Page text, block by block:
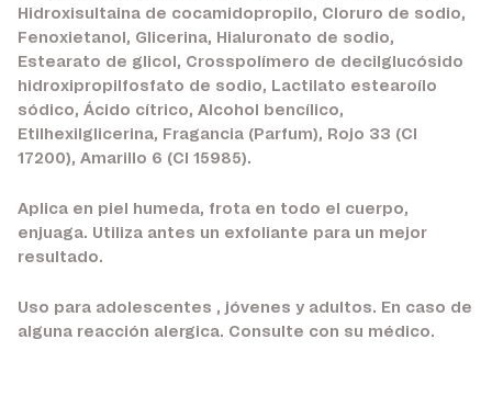
Hidroxisultaina de cocamidopropilo, Cloruro de sodio,
Fenoxietanol, Glicerina, Hialuronato de sodio,
Estearato de glicol, Crosspolímero de decilglucósido
hidroxipropilfosfato de sodio, Lactilato estearoílo
sódico, Ácido cítrico, Alcohol bencílico,
Etilhexilglicerina, Fragancia (Parfum), Rojo 33 (CI
17200), Amarillo 6 (CI 15985).
Aplica en piel humeda, frota en todo el cuerpo,
enjuaga. Utiliza antes un exfoliante para un mejor
resultado.
Uso para adolescentes , jóvenes y adultos. En caso de
alguna reacción alergica. Consulte con su médico.